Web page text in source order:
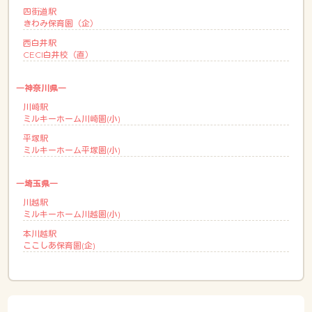
四街道駅
きわみ保育園（企）
西白井駅
CECI白井校（直）
―神奈川県―
川崎駅
ミルキーホーム川崎園(小)
平塚駅
ミルキーホーム平塚園(小)
―埼玉県―
川越駅
ミルキーホーム川越園(小)
本川越駅
ここしあ保育園(企)